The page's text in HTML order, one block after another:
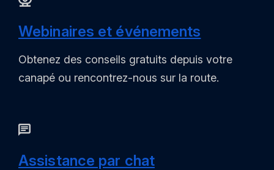
Webinaires et événements
Obtenez des conseils gratuits depuis votre
canapé ou rencontrez-nous sur la route.
Assistance par chat